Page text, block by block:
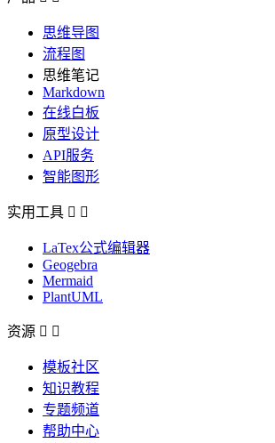
思维导图
流程图
思维笔记
Markdown
在线白板
原型设计
API服务
智能图形
实用工具  
LaTex公式编辑器
Geogebra
Mermaid
PlantUML
资源  
模板社区
知识教程
专题频道
帮助中心